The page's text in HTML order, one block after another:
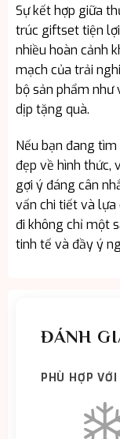
Sự kết hợp giữa
trúc giftset tiện
nhiều hoàn cảnh
mạch của trải
bộ sản phẩm như
dịp tặng quà.
Nếu bạn đang
đẹp về hình thức,
gợi ý đáng cân
vấn chi tiết và lựa
đi không chỉ một
tinh tế và đầy ý
ĐÁNH
PHÙ HỢP VỚI